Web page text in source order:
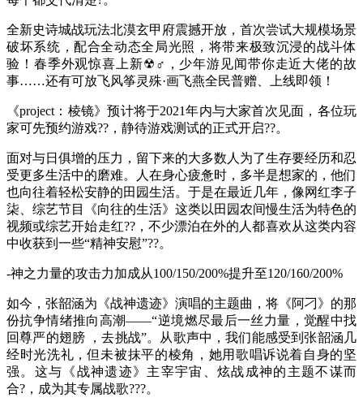
全新史诗城战玩法北漠玄甲府震撼开放，首次尝试大规模场景
破坏系统，配合全动态全局光照，将带来极致沉浸的战斗体
验！春季外观惊喜上新☢♂，少年游见闻带你走近大佬的故
事……还有可放飞风筝灵殊·画飞燕全民普赠、上线即领！
《project：棱镜》预计将于2021年内与大家首次见面，各位玩
家可先预约游戏??，静待游戏测试的正式开启??。
面对与日俱增的压力，留下来的大多数人为了生存要经历和忍
受更多生活中的磨难。人在身心疲惫时，多半是想家的，他们
也向往着轻松安静的田园生活。于是在最近几年，像网红李子
柒、综艺节目《向往的生活》这类以田园农间慢生活为特色的
视频或综艺开始走红??，不少漂泊在外的人都喜欢从这类内容
中收获到一些“精神安慰”??。
-神之力量的攻击力加成从100/150/200%提升至120/160/200%
如今，张韶涵为《战神遗迹》演唱的主题曲，将《阿刁》的那
份抗争情绪推向高潮——“逆境燃尽最后一丝力量，觉醒中找
回尊严的翅膀 ，去挑战”。从歌声中，我们能感受到张韶涵几
经时光洗礼，但未被抹平的棱角，她用歌唱诉说着自身的坚
强。这与《战神遗迹》主宰宇宙、炫战成神的主题不谋而
合?，成为其专属战歌???。